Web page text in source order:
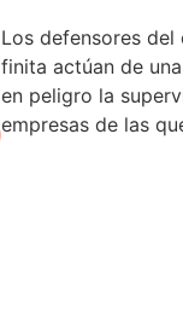
Los defensores
finita actúan de
en peligro la
empresas de las